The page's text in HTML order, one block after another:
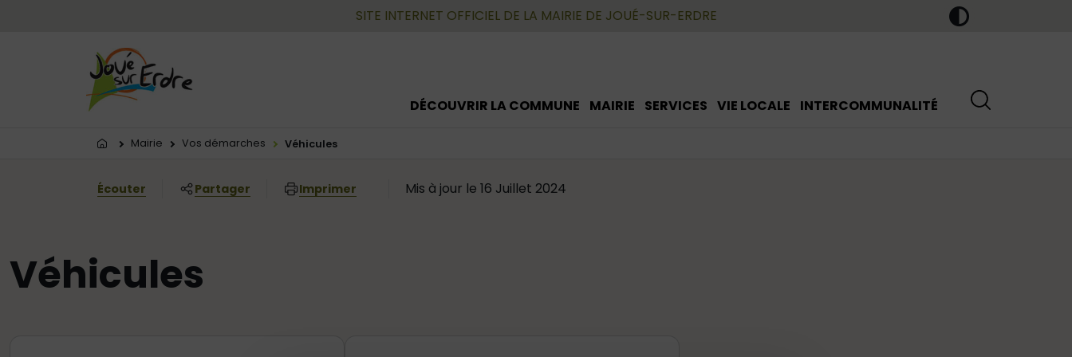
SITE INTERNET OFFICIEL DE LA MAIRIE DE JOUÉ-SUR-ERDRE
DÉCOUVRIR LA COMMUNE MAIRIE SERVICES VIE LOCALE INTERCOMMUNALITÉ
Vous êtes ici:
Mairie Vos démarches Véhicules
Écouter Partager Imprimer Mis à jour le 16 Juillet 2024
Véhicules